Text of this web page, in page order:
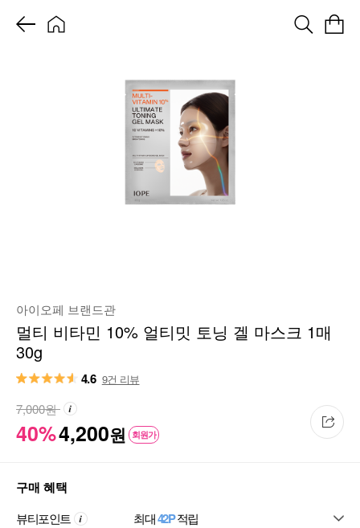
아이오페 브랜드관
멀티 비타민 10% 얼티밋 토닝 겔 마스크 1매
30g
4.6 9건 리뷰
40%4,200원 회원가
7,000원
구매 혜택
뷰티포인트 최대42P적립